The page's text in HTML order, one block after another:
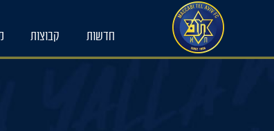
חדשות קבוצות